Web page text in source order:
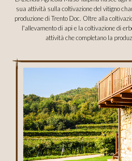
sua attività sulla coltivazione del vitigno
produzione di Trento Doc. Oltre alla
l'allevamento di api e la coltivazione di
attività che completano la